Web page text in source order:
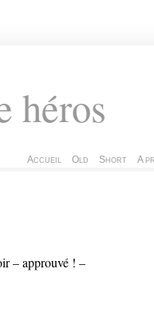
héros
Accueil Old Short A
– approuvé ! –